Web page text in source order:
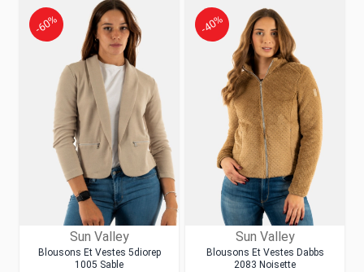
Sun Valley
Blousons Et Vestes 5diorep
1005 Sable
-60%
Sun Valley
Blousons Et Vestes Dabbs
2083 Noisette
-40%